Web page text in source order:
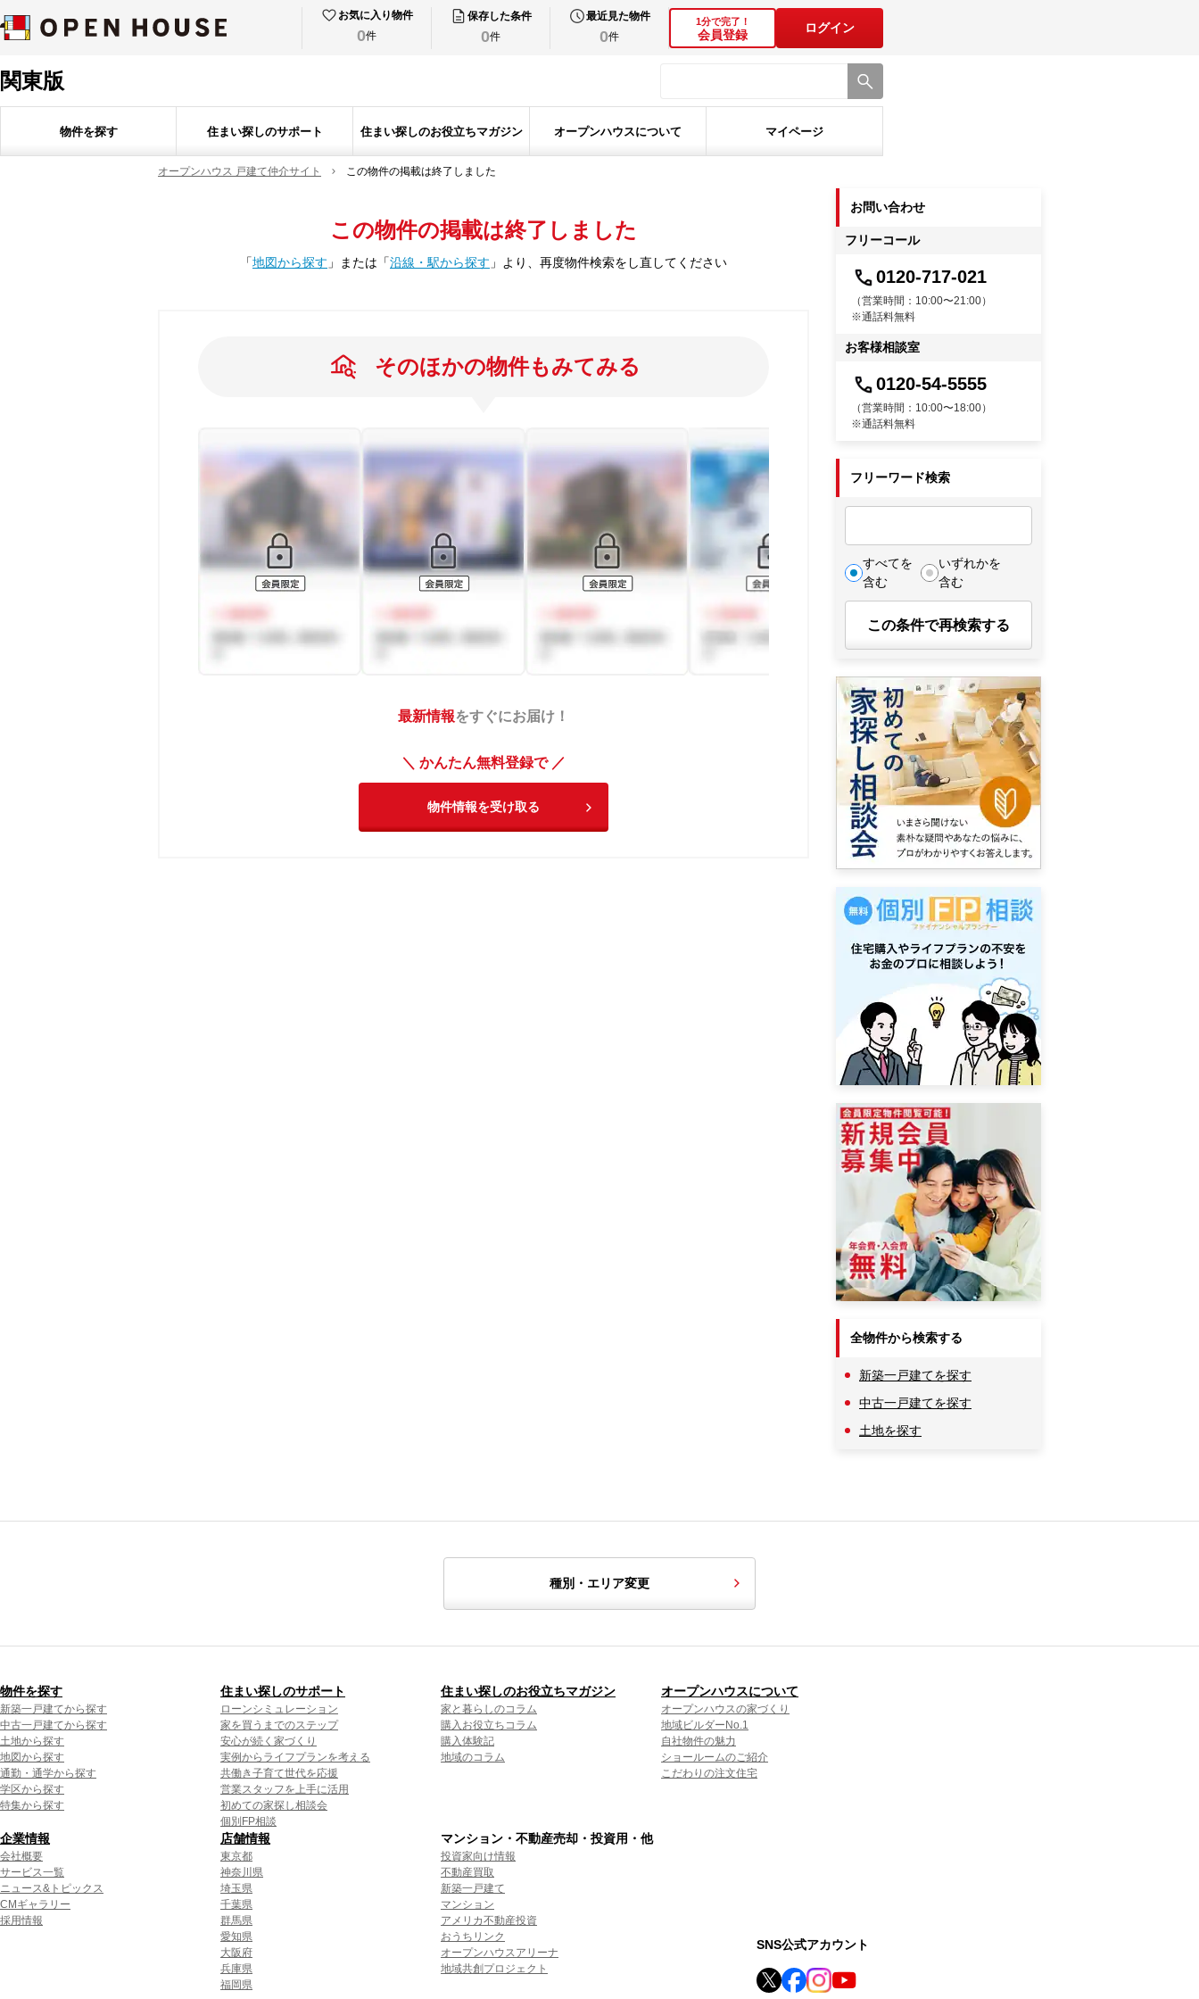
お気に入り物件
0件
保存した条件
0件
最近見た物件
0件
1分で完了！
会員登録
ログイン
関東版
物件を探す 住まい探しのサポート 住まい探しのお役立ちマガジン オープンハウスについて マイページ
オープンハウス 戸建て仲介サイト この物件の掲載は終了しました
この物件の掲載は終了しました
「地図から探す 」 または 「沿線・駅から探す 」 より、再度物件検索をし直してください
そのほかの物件もみてみる
最新情報をすぐにお届け！
＼ かんたん無料登録で ／
物件情報を受け取る
お問い合わせ
フリーコール
0120-717-021
（営業時間：10:00〜21:00）
※通話料無料
お客様相談室
0120-54-5555
（営業時間：10:00〜18:00）
※通話料無料
フリーワード検索
すべてを
含む
いずれかを
含む
この条件で再検索する
全物件から検索する
新築一戸建てを探す
中古一戸建てを探す
土地を探す
種別・エリア変更
物件を探す
新築一戸建てから探す
中古一戸建てから探す
土地から探す
地図から探す
通勤・通学から探す
学区から探す
特集から探す
住まい探しのサポート
ローンシミュレーション
家を買うまでのステップ
安心が続く家づくり
実例からライフプランを考える
共働き子育て世代を応援
営業スタッフを上手に活用
初めての家探し相談会
個別FP相談
住まい探しのお役立ちマガジン
家と暮らしのコラム
購入お役立ちコラム
購入体験記
地域のコラム
オープンハウスについて
オープンハウスの家づくり
地域ビルダーNo.1
自社物件の魅力
ショールームのご紹介
こだわりの注文住宅
企業情報
会社概要
サービス一覧
ニュース&トピックス
CMギャラリー
採用情報
店舗情報
東京都
神奈川県
埼玉県
千葉県
群馬県
愛知県
大阪府
兵庫県
福岡県
マンション・不動産売却・投資用・他
投資家向け情報
不動産買取
新築一戸建て
マンション
アメリカ不動産投資
おうちリンク
オープンハウスアリーナ
地域共創プロジェクト
SNS公式アカウント